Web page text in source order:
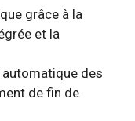
grâce à la
et la
des
de fin de